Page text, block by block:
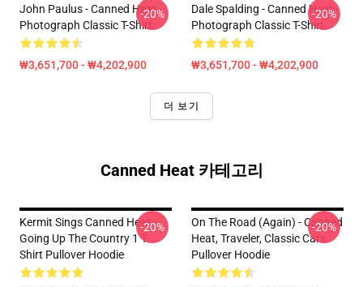
John Paulus - Canned Heat -
Photograph Classic T-Shirt
₩3,651,700 - ₩4,202,900
-20%
Dale Spalding - Canned Heat -
Photograph Classic T-Shirt
₩3,651,700 - ₩4,202,900
-20%
더 보기
Canned Heat 카테고리
Kermit Sings Canned Heat -
Going Up The Country 1 T-
Shirt Pullover Hoodie
-20%
On The Road (again) - Canned
Heat, Traveler, Classic Cars
Pullover Hoodie
-20%